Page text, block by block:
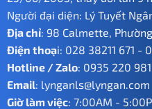
Người đại diện: Lý Tuyết
Địa chỉ: 98 Calmette,
Điện thoại: 028 38211 671 -
Hotline / Zalo: 0935 220 981
Email: lynganls@lyngan.com
Giờ làm việc: 7:00AM -